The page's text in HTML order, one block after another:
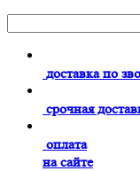
доставка по
срочная
оплата
на сайте